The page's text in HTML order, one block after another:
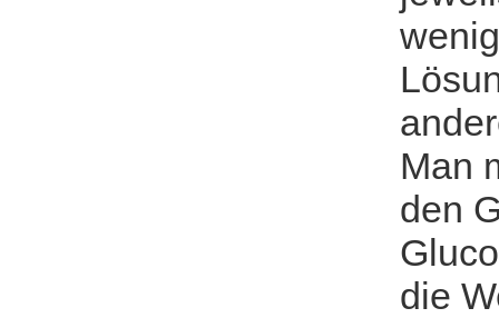
Man
den
die